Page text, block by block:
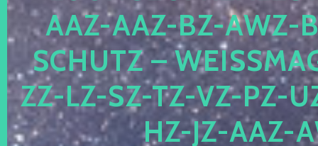
AZ-AAZ-BZ-AWZ-
CHUTZ –
-LZ-SZ-TZ-VZ-PZ-UZ-
-JZ-AAZ-